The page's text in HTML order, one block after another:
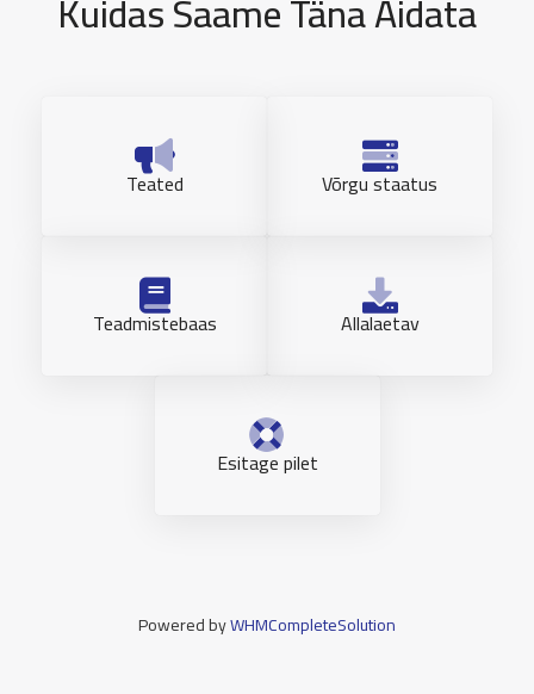
Teated Võrgu staatus
Teadmistebaas Allalaetav
Esitage pilet
Powered byWHMCompleteSolution